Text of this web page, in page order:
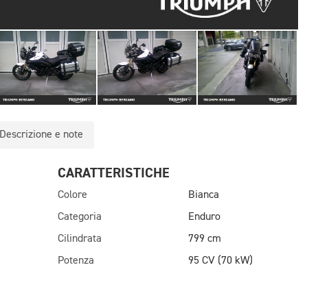
Descrizione e note
CARATTERISTICHE
Colore
Bianca
Categoria
Enduro
Cilindrata
799 cm
Potenza
95 CV (70 kW)